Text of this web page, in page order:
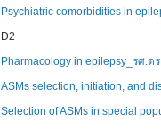
Psychiatric comorbidities in
D2
Pharmacology in epilepsy_รศ.ด
ASMs selection, initiation, and
Selection of ASMs in special